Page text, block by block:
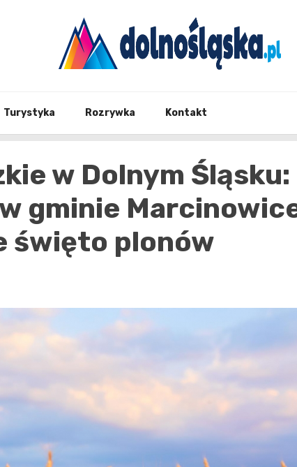
Turystyka Rozrywka Kontakt
w Dolnym Śląsku:
gminie
święto plonów